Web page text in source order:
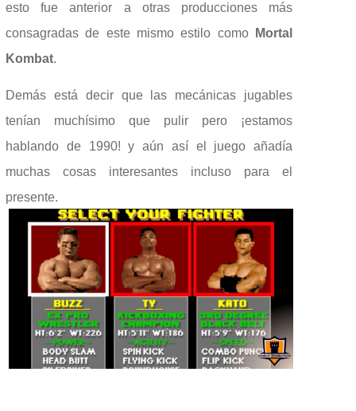
esto fue anterior a otras producciones más
consagradas de este mismo estilo como
Mortal
Kombat.
Demás está decir que las mecánicas jugables
tenían muchísimo que pulir pero ¡estamos
hablando de 1990! y aún así el juego añadía
muchas cosas interesantes incluso para el
presente.